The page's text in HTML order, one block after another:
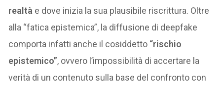
realtà e dove inizia la sua plausibile riscrittura. Oltre
alla “fatica epistemica”, la diffusione di deepfake
comporta infatti anche il cosiddetto “rischio
epistemico”, ovvero l’impossibilità di accertare la
verità di un contenuto sulla base del confronto con